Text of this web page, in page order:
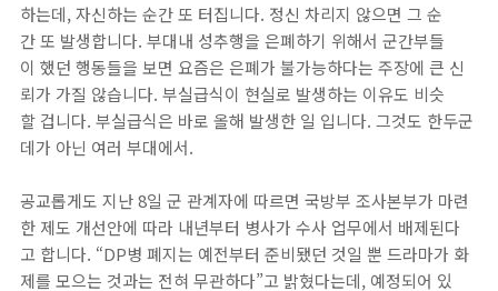
하는데, 자신하는 순간 또 터집니다. 정신 차리지 않으면 그 순
간 또 발생합니다. 부대내 성추행을 은폐하기 위해서 군간부들
이 했던 행동들을 보면 요즘은 은폐가 불가능하다는 주장에 큰 신
뢰가 가질 않습니다. 부실급식이 현실로 발생하는 이유도 비슷
할 겁니다. 부실급식은 바로 올해 발생한 일 입니다. 그것도 한두군
데가 아닌 여러 부대에서.
공교롭게도 지난 8일 군 관계자에 따르면 국방부 조사본부가 마련
한 제도 개선안에 따라 내년부터 병사가 수사 업무에서 배제된다
고 합니다. “DP병 폐지는 예전부터 준비됐던 것일 뿐 드라마가 화
제를 모으는 것과는 전혀 무관하다”고 밝혔다는데, 예정되어 있